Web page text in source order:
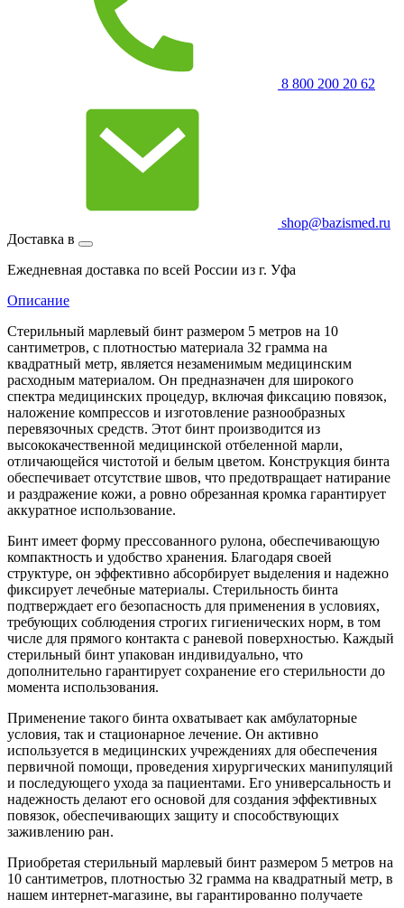
8 800 200 20 62
shop@bazismed.ru
Доставка в
Ежедневная доставка по всей России из г. Уфа
Описание
Стерильный марлевый бинт размером 5 метров на 10
сантиметров, с плотностью материала 32 грамма на
квадратный метр, является незаменимым медицинским
расходным материалом. Он предназначен для широкого
спектра медицинских процедур, включая фиксацию повязок,
наложение компрессов и изготовление разнообразных
перевязочных средств. Этот бинт производится из
высококачественной медицинской отбеленной марли,
отличающейся чистотой и белым цветом. Конструкция бинта
обеспечивает отсутствие швов, что предотвращает натирание
и раздражение кожи, а ровно обрезанная кромка гарантирует
аккуратное использование.
Бинт имеет форму прессованного рулона, обеспечивающую
компактность и удобство хранения. Благодаря своей
структуре, он эффективно абсорбирует выделения и надежно
фиксирует лечебные материалы. Стерильность бинта
подтверждает его безопасность для применения в условиях,
требующих соблюдения строгих гигиенических норм, в том
числе для прямого контакта с раневой поверхностью. Каждый
стерильный бинт упакован индивидуально, что
дополнительно гарантирует сохранение его стерильности до
момента использования.
Применение такого бинта охватывает как амбулаторные
условия, так и стационарное лечение. Он активно
используется в медицинских учреждениях для обеспечения
первичной помощи, проведения хирургических манипуляций
и последующего ухода за пациентами. Его универсальность и
надежность делают его основой для создания эффективных
повязок, обеспечивающих защиту и способствующих
заживлению ран.
Приобретая стерильный марлевый бинт размером 5 метров на
10 сантиметров, плотностью 32 грамма на квадратный метр, в
нашем интернет-магазине, вы гарантированно получаете